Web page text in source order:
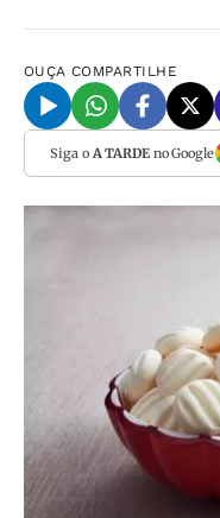
OUÇA COMPARTILHE
Siga o A TARDEno Google